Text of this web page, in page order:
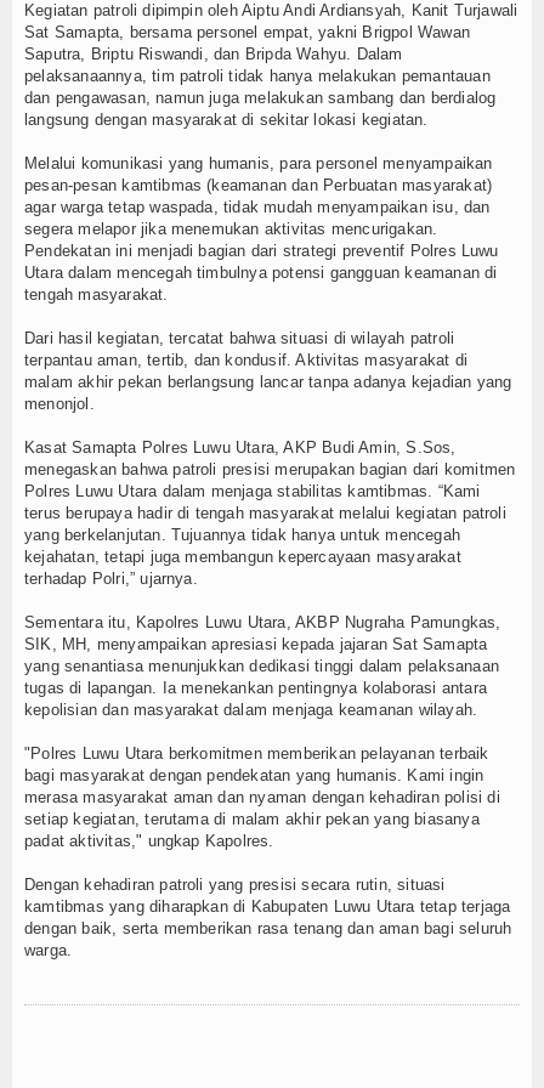
Kegiatan patroli dipimpin oleh Aiptu Andi Ardiansyah, Kanit Turjawali
Sat Samapta, bersama personel empat, yakni Brigpol Wawan
Saputra, Briptu Riswandi, dan Bripda Wahyu. Dalam
pelaksanaannya, tim patroli tidak hanya melakukan pemantauan
dan pengawasan, namun juga melakukan sambang dan berdialog
langsung dengan masyarakat di sekitar lokasi kegiatan.
Melalui komunikasi yang humanis, para personel menyampaikan
pesan-pesan kamtibmas (keamanan dan Perbuatan masyarakat)
agar warga tetap waspada, tidak mudah menyampaikan isu, dan
segera melapor jika menemukan aktivitas mencurigakan.
Pendekatan ini menjadi bagian dari strategi preventif Polres Luwu
Utara dalam mencegah timbulnya potensi gangguan keamanan di
tengah masyarakat.
Dari hasil kegiatan, tercatat bahwa situasi di wilayah patroli
terpantau aman, tertib, dan kondusif. Aktivitas masyarakat di
malam akhir pekan berlangsung lancar tanpa adanya kejadian yang
menonjol.
Kasat Samapta Polres Luwu Utara, AKP Budi Amin, S.Sos,
menegaskan bahwa patroli presisi merupakan bagian dari komitmen
Polres Luwu Utara dalam menjaga stabilitas kamtibmas. “Kami
terus berupaya hadir di tengah masyarakat melalui kegiatan patroli
yang berkelanjutan. Tujuannya tidak hanya untuk mencegah
kejahatan, tetapi juga membangun kepercayaan masyarakat
terhadap Polri,” ujarnya.
Sementara itu, Kapolres Luwu Utara, AKBP Nugraha Pamungkas,
SIK, MH, menyampaikan apresiasi kepada jajaran Sat Samapta
yang senantiasa menunjukkan dedikasi tinggi dalam pelaksanaan
tugas di lapangan. Ia menekankan pentingnya kolaborasi antara
kepolisian dan masyarakat dalam menjaga keamanan wilayah.
"Polres Luwu Utara berkomitmen memberikan pelayanan terbaik
bagi masyarakat dengan pendekatan yang humanis. Kami ingin
merasa masyarakat aman dan nyaman dengan kehadiran polisi di
setiap kegiatan, terutama di malam akhir pekan yang biasanya
padat aktivitas," ungkap Kapolres.
Dengan kehadiran patroli yang presisi secara rutin, situasi
kamtibmas yang diharapkan di Kabupaten Luwu Utara tetap terjaga
dengan baik, serta memberikan rasa tenang dan aman bagi seluruh
warga.